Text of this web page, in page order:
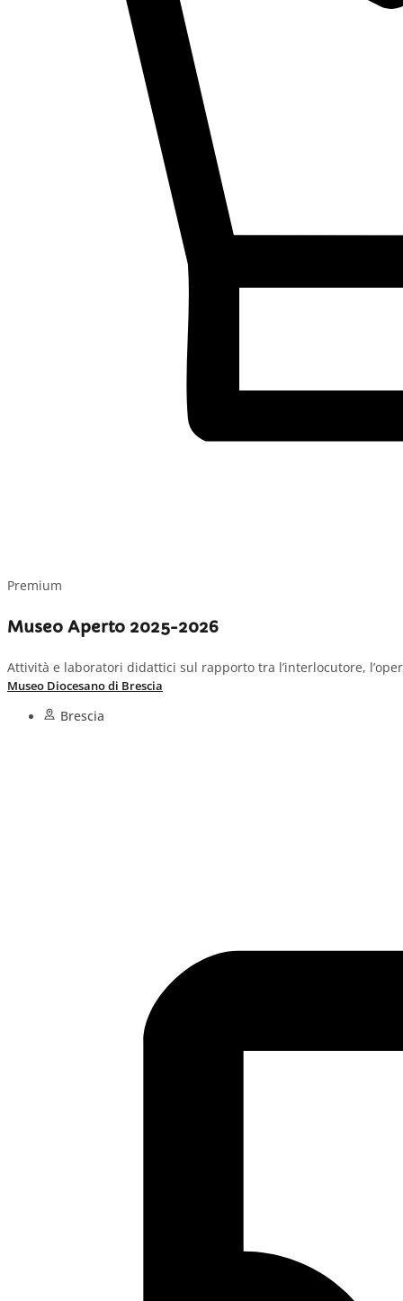
Premium
Museo Aperto 2025-2026
Attività e laboratori didattici sul rapporto tra l’interlocutore,
Museo Diocesano di Brescia
Brescia